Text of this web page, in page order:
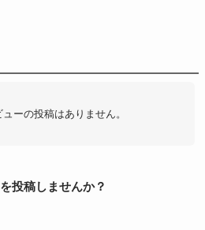
ーの投稿はありません。
投稿しませんか？